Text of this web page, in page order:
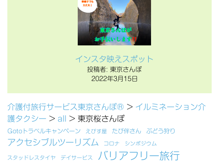
インスタ映えスポット
投稿者: 東京さんぽ
2022年3月15日
介護付旅行サービス東京さんぽ® > イルミネーション介
護タクシー > all > 東京桜さんぽ
Gotoトラベルキャンペーン えびす屋 たび伴さん ぶどう狩り
アクセシブルツーリズム コロナ シンポジウム
スタッドレスタイヤ デイサービス バリアフリー旅行